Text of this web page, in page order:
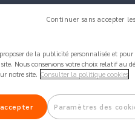
Emmavor 1 month 2 weeks -
meine Nickel-
Continuer sans accepter
de la publicité personnalisée et
Nous conservons votre choix relatif au
notre site. Consulter la politique cookies
Paramètres des